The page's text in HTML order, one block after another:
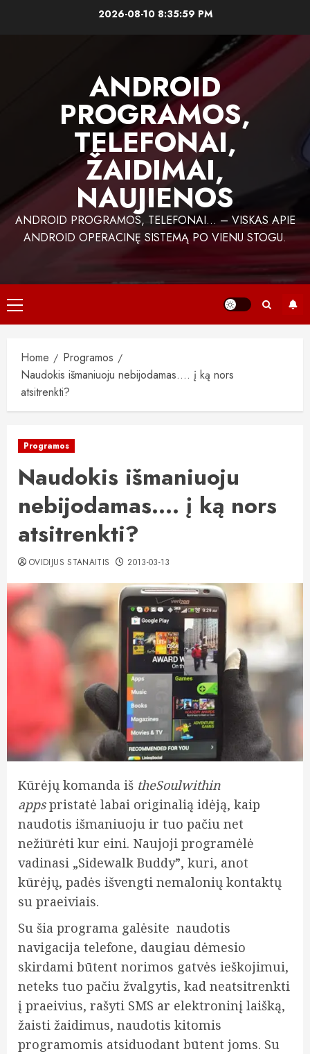
2026-08-10 8:35:59 PM
ANDROID
PROGRAMOS,
TELEFONAI,
ŽAIDIMAI,
NAUJIENOS
ANDROID PROGRAMOS, TELEFONAI… – VISKAS APIE
ANDROID OPERACINĘ SISTEMĄ PO VIENU STOGU.
Primary
Menu
Home
Programos
Naudokis išmaniuoju nebijodamas…. į ką nors
atsitrenkti?
Programos
Naudokis išmaniuoju
nebijodamas…. į ką nors
atsitrenkti?
OVIDIJUS STANAITIS 2013-03-13
Kūrėjų komanda iš theSoulwithin
appspristatė labai originalią idėją, kaip
naudotis išmaniuoju ir tuo pačiu net
nežiūrėti kur eini. Naujoji programėlė
vadinasi „Sidewalk Buddy”, kuri, anot
kūrėjų, padės išvengti nemalonių kontaktų
su praeiviais.
Su šia programa galėsite naudotis
navigacija telefone, daugiau dėmesio
skirdami būtent norimos gatvės ieškojimui,
neteks tuo pačiu žvalgytis, kad neatsitrenkti
į praeivius, rašyti SMS ar elektroninį laišką,
žaisti žaidimus, naudotis kitomis
programomis atsiduodant būtent joms. Su